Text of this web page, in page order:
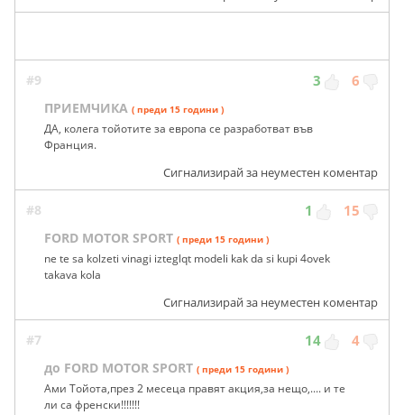
#9 3 6
ПРИЕМЧИКА ( преди 15 години )
ДА, колега тойотите за европа се разработват във
Франция.
Сигнализирай за неуместен коментар
#8 1 15
FORD MOTOR SPORT ( преди 15 години )
ne te sa kolzeti vinagi izteglqt modeli kak da si kupi 4ovek
takava kola
Сигнализирай за неуместен коментар
#7 14 4
до FORD MOTOR SPORT ( преди 15 години )
Ами Тойота,през 2 месеца правят акция,за нещо,.... и те
ли са френски!!!!!!!